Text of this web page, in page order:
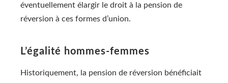
éventuellement élargir le droit à la pension de
réversion à ces formes d’union.
L’égalité hommes-femmes
Historiquement, la pension de réversion bénéficiait